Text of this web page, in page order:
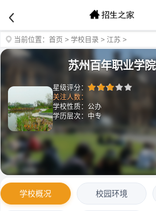
当前位置： 首页 > 学校目录 > 江苏 >
苏州百年职业学院
星级评分：
关注人数：
学校性质：公办
学历层次：中专
学校概况 校园环境